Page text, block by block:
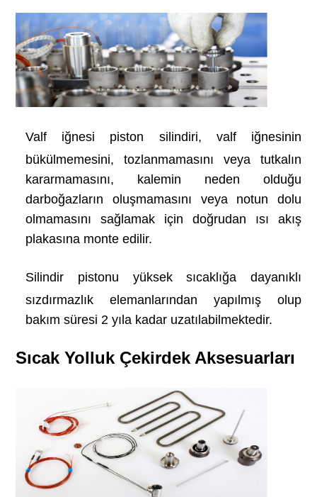
Valf iğnesi piston silindiri, valf iğnesinin
bükülmemesini, tozlanmamasını veya tutkalın
kararmamasını, kalemin neden olduğu
darboğazların oluşmamasını veya notun dolu
olmamasını sağlamak için doğrudan ısı akış
plakasına monte edilir.
Silindir pistonu yüksek sıcaklığa dayanıklı
sızdırmazlık elemanlarından yapılmış olup
bakım süresi 2 yıla kadar uzatılabilmektedir.
Sıcak Yolluk Çekirdek Aksesuarları